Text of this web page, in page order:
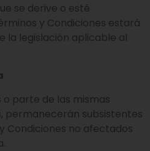
se derive o esté
y Condiciones estará
la legislación aplicable al
o parte de las mismas
permanecerán subsistentes
Condiciones no afectados